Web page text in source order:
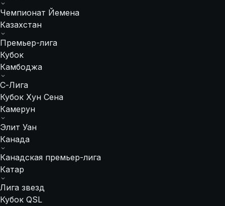
Чемпионат Йемена
Казахстан
Премьер-лига
Кубок
Камбоджа
С-Лига
Кубок Хун Сена
Камерун
Элит Уан
Канада
Канадская премьер-лига
Катар
Лига звезд
Кубок QSL